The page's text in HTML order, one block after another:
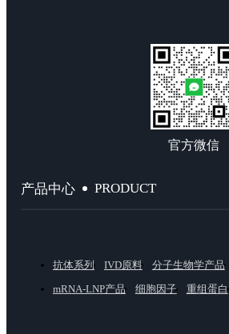
官方微信
产品中心 PRODUCT
抗体系列 IVD原料 分子生物学产品
mRNA-LNP产品
细胞因子 重组蛋白